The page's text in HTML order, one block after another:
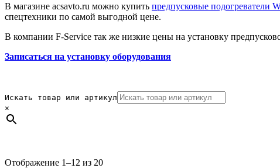
В магазине acsavto.ru можно купить предпусковые подогреватели
спецтехники по самой выгодной цене.
В компании F-Service так же низкие цены на установку
Записаться на установку оборудования
Искать товар или артикул
×
Отображение 1–12 из 20Сортировка: